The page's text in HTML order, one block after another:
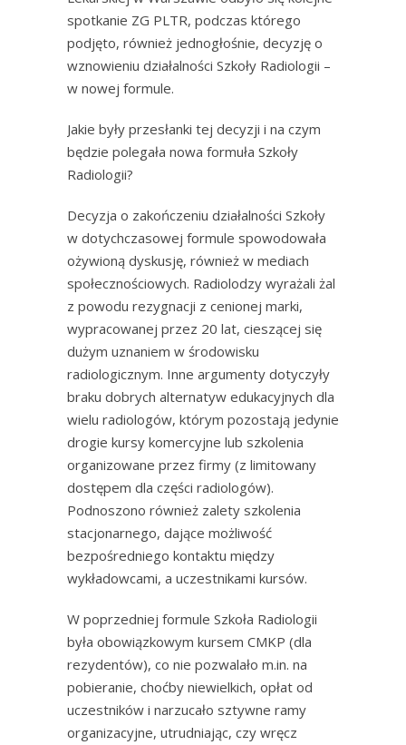
spotkanie ZG PLTR, podczas którego
podjęto, również jednogłośnie, decyzję o
wznowieniu działalności Szkoły Radiologii –
w nowej formule.
Jakie były przesłanki tej decyzji i na czym
będzie polegała nowa formuła Szkoły
Radiologii?
Decyzja o zakończeniu działalności Szkoły
w dotychczasowej formule spowodowała
ożywioną dyskusję, również w mediach
społecznościowych. Radiolodzy wyrażali żal
z powodu rezygnacji z cenionej marki,
wypracowanej przez 20 lat, cieszącej się
dużym uznaniem w środowisku
radiologicznym. Inne argumenty dotyczyły
braku dobrych alternatyw edukacyjnych dla
wielu radiologów, którym pozostają jedynie
drogie kursy komercyjne lub szkolenia
organizowane przez firmy (z limitowany
dostępem dla części radiologów).
Podnoszono również zalety szkolenia
stacjonarnego, dające możliwość
bezpośredniego kontaktu między
wykładowcami, a uczestnikami kursów.
W poprzedniej formule Szkoła Radiologii
była obowiązkowym kursem CMKP (dla
rezydentów), co nie pozwalało m.in. na
pobieranie, choćby niewielkich, opłat od
uczestników i narzucało sztywne ramy
organizacyjne, utrudniając, czy wręcz